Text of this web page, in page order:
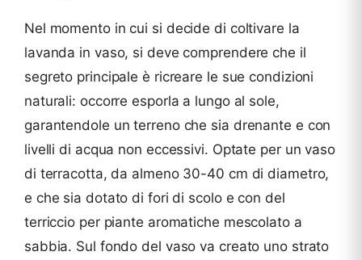
Nel momento in cui si decide di coltivare la
lavanda in vaso, si deve comprendere che il
segreto principale è ricreare le sue condizioni
naturali: occorre esporla a lungo al sole,
garantendole un terreno che sia drenante e con
livelli di acqua non eccessivi. Optate per un vaso
di terracotta, da almeno 30-40 cm di diametro,
e che sia dotato di fori di scolo e con del
terriccio per piante aromatiche mescolato a
sabbia. Sul fondo del vaso va creato uno strato